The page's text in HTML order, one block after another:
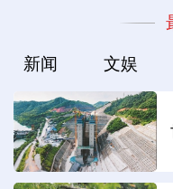
新闻 文娱